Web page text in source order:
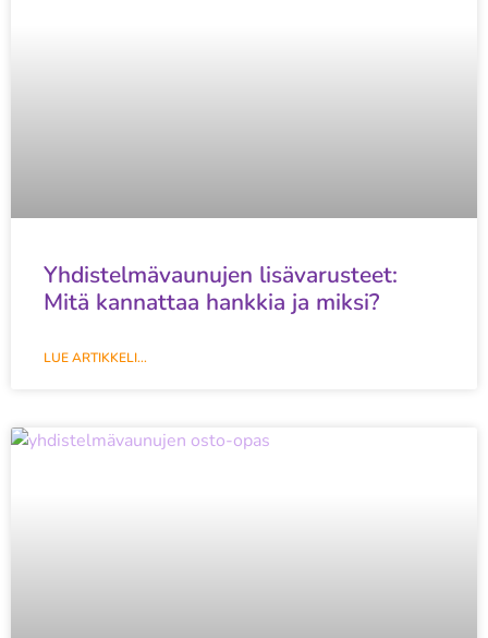
Yhdistelmävaunujen lisävarusteet:
Mitä kannattaa hankkia ja miksi?
LUE ARTIKKELI...